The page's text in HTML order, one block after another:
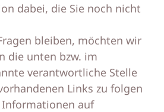
dabei, die Sie noch nicht
bleiben, möchten wir
die unten bzw. im
verantwortliche Stelle
Links zu folgen
auf